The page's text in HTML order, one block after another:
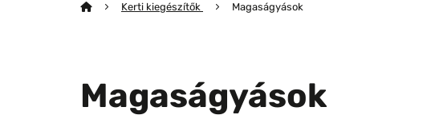
Kerti kiegészítők Magaságyások
Magaságyások